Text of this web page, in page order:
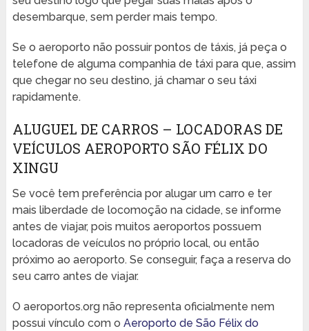
desembarque, sem perder mais tempo.
Se o aeroporto não possuir pontos de táxis, já peça o
telefone de alguma companhia de táxi para que, assim
que chegar no seu destino, já chamar o seu táxi
rapidamente.
ALUGUEL DE CARROS – LOCADORAS DE
VEÍCULOS AEROPORTO SÃO FÉLIX DO
XINGU
Se você tem preferência por alugar um carro e ter
mais liberdade de locomoção na cidade, se informe
antes de viajar, pois muitos aeroportos possuem
locadoras de veículos no próprio local, ou então
próximo ao aeroporto. Se conseguir, faça a reserva do
seu carro antes de viajar.
O aeroportos.org não representa oficialmente nem
possui vínculo com o Aeroporto de São Félix do